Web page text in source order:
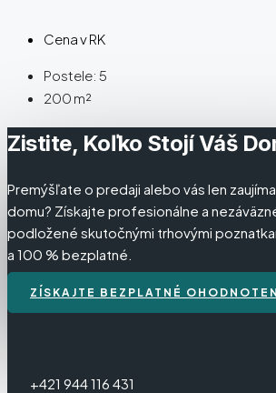
Cena v RK
Postele: 5
200 m²
Zistite, Koľko Stojí Váš
Premýšľate o predaji alebo vás len
domu? Získajte profesionálne a
podložené skutočnými trhovými
a 100 % bezplatné.
ZÍSKAJTE BEZPLATNÉ
+421 944 116 431